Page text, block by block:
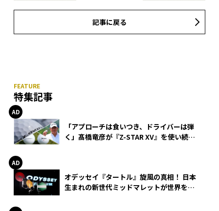
記事に戻る
特集記事
「アプローチは食いつき、ドライバーは弾
く」髙橋竜彦が『Z-STAR XV』を使い続け
オデッセイ『タートル』旋風の真相！ 日本
生まれの新世代ミッドマレットが世界を席